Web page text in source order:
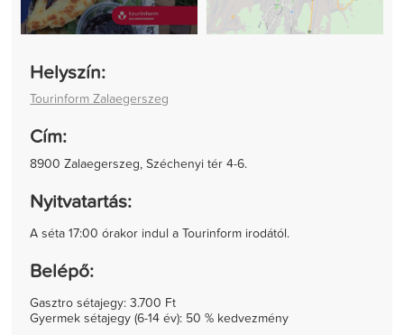
Helyszín:
Tourinform Zalaegerszeg
Cím:
8900 Zalaegerszeg, Széchenyi tér 4-6.
Nyitvatartás:
A séta 17:00 órakor indul a Tourinform irodától.
Belépő:
Gasztro sétajegy: 3.700 Ft
Gyermek sétajegy (6-14 év): 50 % kedvezmény